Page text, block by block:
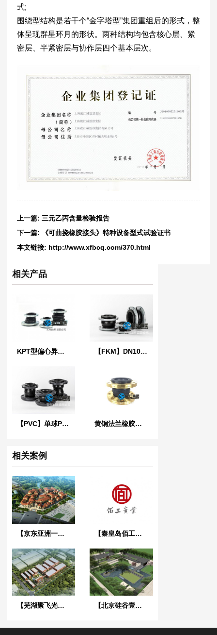
式;
围绕型结构是若干个“金字塔型”集团重组后的形式，整
体呈现群星环月的形状。两种结构均包含核心层、紧
密层、半紧密层与协作层四个基本层次。
上一篇: 三元乙丙含量检验报告
下一篇:
《可曲挠橡胶接头》特种设备型式试验证书
本文链接: http://www.xfbcq.com/370.html
相关产品
KPT型偏心异径橡胶接头 【FKM】DN100氟橡胶挠性接管
【PVC】单球PVC法兰橡胶接头 黄铜法兰橡胶接头
相关案例
【京东亚洲一号潍坊项目】橡胶接头合同 【秦皇岛佰工钢铁项目】橡胶接头膨胀节合同
【芜湖聚飞光电项目】橡胶接头合同 【北京硅谷壹号项目】弹簧减震器合同